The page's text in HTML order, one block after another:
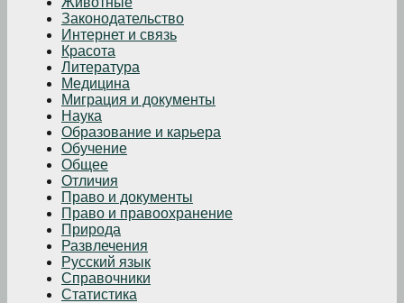
Законодательство
Интернет и связь
Красота
Литература
Медицина
Миграция и документы
Наука
Образование и карьера
Обучение
Общее
Отличия
Право и документы
Право и правоохранение
Природа
Развлечения
Русский язык
Справочники
Статистика